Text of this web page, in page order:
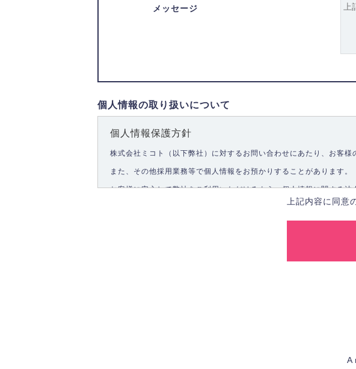
メッセージ
個人情報の取り扱いについて
個人情報保護方針
株式会社ミコト（以下弊社）に対するお問い合わせにあたり、お客様
また、その他採用業務等で個人情報をお預かりすることがあります。
お客様に安心して弊社をご利用いただけるよう、個人情報に関する
弊社は、お客様に対して偽りや不正な方法を取ることなく、適正に
法的義務など正当な理由に基づく要請があった場合を除き、お客様
上記内容に同意